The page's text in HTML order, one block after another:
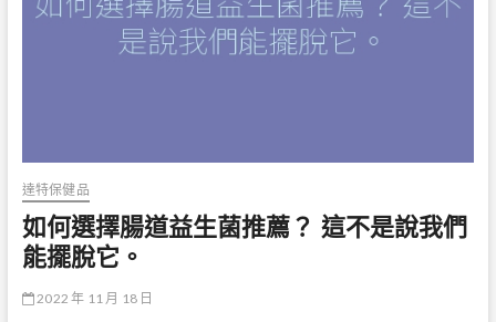
達特保健品
如何選擇腸道益生菌推薦？ 這不是說我們
能擺脫它。
2022 年 11 月 18 日